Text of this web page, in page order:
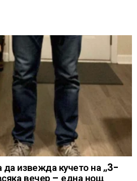
извежда кучето на „3-
вечер – една нощ